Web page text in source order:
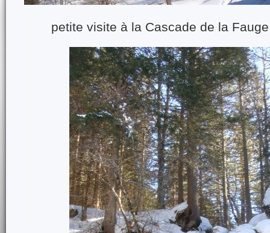
petite visite à la Cascade de la